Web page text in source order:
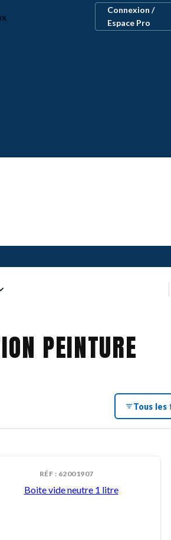
Connexion /
Espace Pro
PEINTURE
Tous
RÉF : 62001907